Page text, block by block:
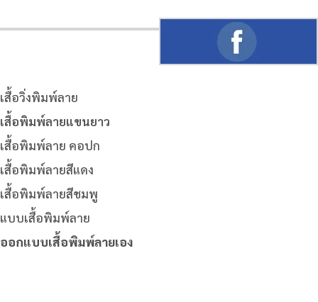
เสื้อวิ่งพิมพ์ลาย
เสื้อพิมพ์ลายแขนยาว
เสื้อพิมพ์ลาย คอปก
เสื้อพิมพ์ลายสีแดง
เสื้อพิมพ์ลายสีชมพู
แบบเสื้อพิมพ์ลาย
ออกแบบเสื้อพิมพ์ลายเอง